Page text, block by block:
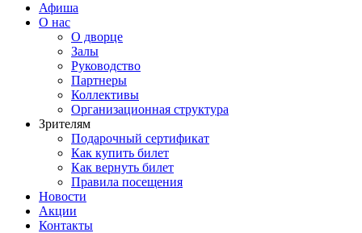
Афиша
О нас
О дворце
Залы
Руководство
Партнеры
Коллективы
Организационная структура
Зрителям
Подарочный сертификат
Как купить билет
Как вернуть билет
Правила посещения
Новости
Акции
Контакты